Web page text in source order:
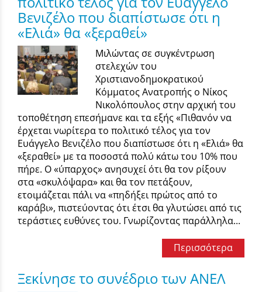
Βενιζέλο που διαπίστωσε ότι η
«Ελιά» θα «ξεραθεί»
Μιλώντας σε συγκέντρωση
στελεχών του
Χριστιανοδημοκρατικού
Κόμματος Ανατροπής ο Νίκος
Νικολόπουλος στην αρχική του
τοποθέτηση επεσήμανε και τα εξής «Πιθανόν να
έρχεται νωρίτερα το πολιτικό τέλος για τον
Ευάγγελο Βενιζέλο που διαπίστωσε ότι η «Ελιά» θα
«ξεραθεί» με τα ποσοστά πολύ κάτω του 10% που
πήρε. Ο «ύπαρχος» ανησυχεί ότι θα τον ρίξουν
στα «σκυλόψαρα» και θα τον πετάξουν,
ετοιμάζεται πάλι να «πηδήξει πρώτος από το
καράβι», πιστεύοντας ότι έτσι θα γλυτώσει από τις
τεράστιες ευθύνες του. Γνωρίζοντας παράλληλα...
Περισσότερα
Ξεκίνησε το συνέδριο των ΑΝΕΛ